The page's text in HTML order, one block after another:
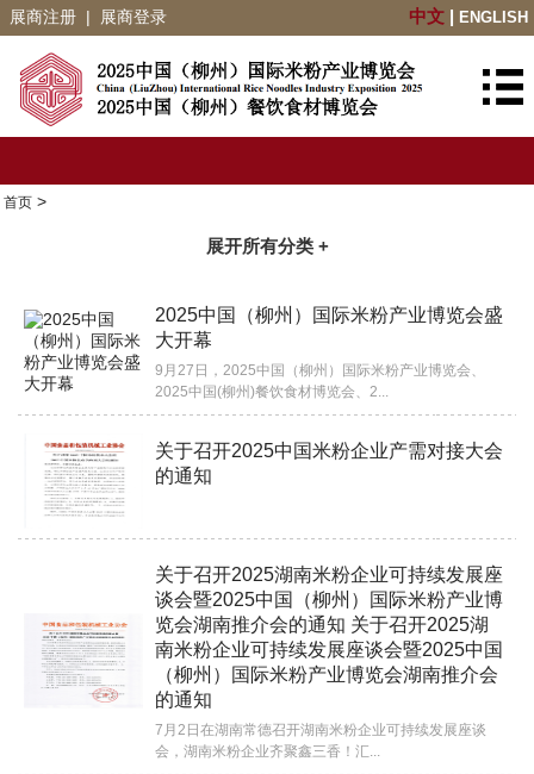
展商注册 | 展商登录 中文 ENGLISH
首页 >
展开所有分类 +
2025中国（柳州）国际米粉产业博览会盛
大开幕
9月27日，2025中国（柳州）国际米粉产业博览会、
2025中国(柳州)餐饮食材博览会、2...
关于召开2025中国米粉企业产需对接大会
的通知
关于召开2025湖南米粉企业可持续发展座
谈会暨2025中国（柳州）国际米粉产业博
览会湖南推介会的通知 关于召开2025湖
南米粉企业可持续发展座谈会暨2025中国
（柳州）国际米粉产业博览会湖南推介会
的通知
7月2日在湖南常德召开湖南米粉企业可持续发展座谈
会，湖南米粉企业齐聚鑫三香！汇...